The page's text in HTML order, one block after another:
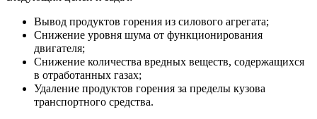
Вывод продуктов горения из силового агрегата;
Снижение уровня шума от функционирования
двигателя;
Снижение количества вредных веществ, содержащихся
в отработанных газах;
Удаление продуктов горения за пределы кузова
транспортного средства.